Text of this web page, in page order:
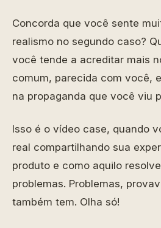
Concorda que você sente
realismo no segundo caso?
você tende a acreditar mais
comum, parecida com você,
na propaganda que você viu
Isso é o vídeo case, quando
real compartilhando sua
produto e como aquilo
problemas. Problemas,
também tem. Olha só!